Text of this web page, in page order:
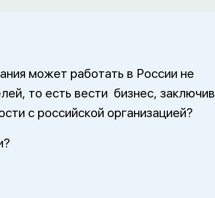
может работать в России не
то есть вести бизнес, заключив
с российской организацией?